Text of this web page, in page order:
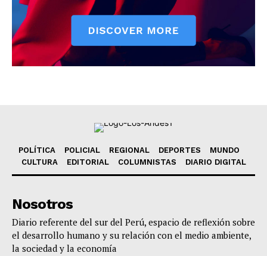
POLÍTICA POLICIAL REGIONAL DEPORTES
MUNDO
CULTURA
EDITORIAL COLUMNISTAS DIARIO DIGITAL
Nosotros
Diario referente del sur del Perú, espacio de reflexión sobre
el desarrollo humano y su relación con el medio ambiente,
la sociedad y la economía